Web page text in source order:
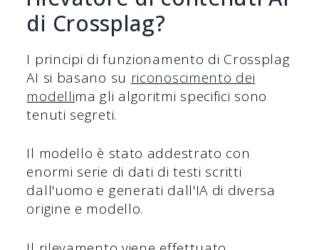
di Crossplag?
I principi di funzionamento di Crossplag
AI si basano su riconoscimento dei
modellima gli algoritmi specifici sono
tenuti segreti.
Il modello è stato addestrato con
enormi serie di dati di testi scritti
dall'uomo e generati dall'IA di diversa
origine e modello.